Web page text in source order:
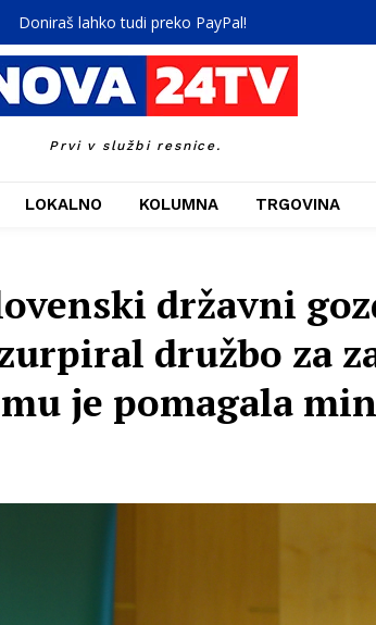
Doniraš lahko tudi preko PayPal!
Prvi v službi resnice.
LOKALNO KOLUMNA TRGOVINA
državni
družbo za
je pomagala